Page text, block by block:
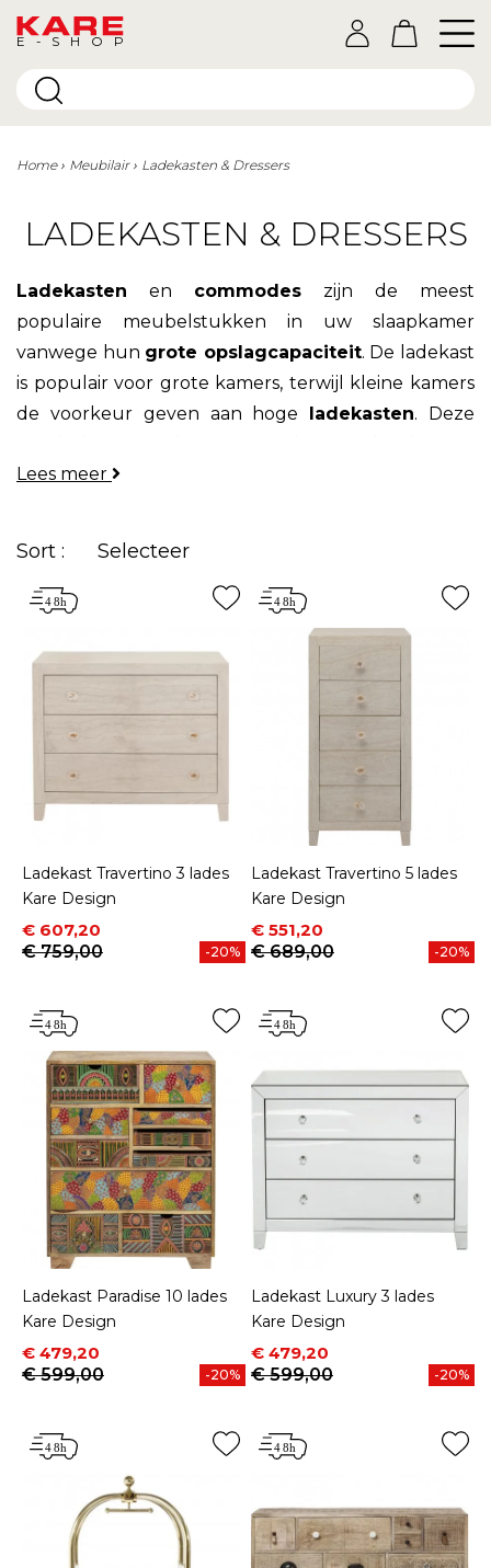
E-SHOP
Home Meubilair Ladekasten & Dressers
LADEKASTEN & DRESSERS
Ladekasten en commodes zijn de meest
populaire meubelstukken in uw slaapkamer
vanwege hun grote opslagcapaciteit. De ladekast
is populair voor grote kamers, terwijl kleine kamers
de voorkeur geven aan hoge ladekasten. Deze
geplaatst, maar ook in gangen en
Lees meer
Sort : Selecteer
Ladekast Travertino 3 lades
Kare Design
Prijs
€ 607,20
Normale prijs
€ 759,00
-20%
Ladekast Travertino 5 lades
Kare Design
Prijs
€ 551,20
Normale prijs
€ 689,00
-20%
Ladekast Paradise 10 lades
Kare Design
Prijs
€ 479,20
Normale prijs
€ 599,00
-20%
Ladekast Luxury 3 lades
Kare Design
Prijs
€ 479,20
Normale prijs
€ 599,00
-20%